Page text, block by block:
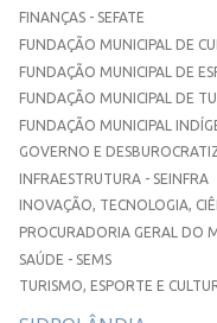
FINANÇAS - SEFATE
FUNDAÇÃO MUNICIPAL DE
FUNDAÇÃO MUNICIPAL DE
FUNDAÇÃO MUNICIPAL DE
FUNDAÇÃO MUNICIPAL
GOVERNO E
INFRAESTRUTURA - SEINFRA
INOVAÇÃO, TECNOLOGIA,
PROCURADORIA GERAL DO
SAÚDE - SEMS
TURISMO, ESPORTE E